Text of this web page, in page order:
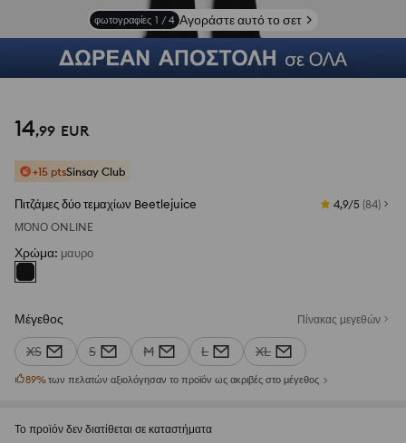
φωτογραφίες 1 / 4 Αγοράστε αυτό το σετ
14,99 EUR
+15 ptsSinsay Club
Πιτζάμες δύο τεμαχίων Beetlejuice 4,9/5 (84)
ΜΌΝΟ ONLINE
Χρώμα: μαυρο
Μέγεθος Πίνακας μεγεθών
XS S M L XL
89%των πελατών αξιολόγησαν το προϊόν ως ακριβές στο μέγεθος
Το προϊόν δεν διατίθεται σε καταστήματα